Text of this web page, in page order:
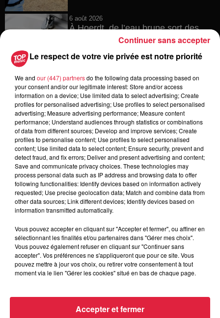
6 août 2026
À Hoerdt, de l’eau brune sort des
6 août 2026
Tags antisémites à Strasbourg :
Catherine Trautmann réagit
6 août 2026
Au zoo de Mulhouse : rencontre
avec les flamants rouges
Dans la même série
Thierry du Domaine Wunsch et
Thierry du Domaine Wunsch et Mann à
Wettolsheim !
Le respect de votre vie privée est notre priorité
We and our (447) partnersdo the following data processing based on
your consent and/or our legitimate interest: Store and/or access
information on a device; Use limited data to select advertising; Create
profiles for personalised advertising; Use profiles to select personalised
advertising; Measure advertising performance; Measure content
performance; Understand audiences through statistics or combinations
of data from different sources; Develop and improve services; Create
profiles to personalise content; Use profiles to select personalised
content; Use limited data to select content; Ensure security, prevent and
detect fraud, and fix errors; Deliver and present advertising and content;
Save and communicate privacy choices. These technologies may
process personal data such as IP address and browsing data to offer
following functionalities: Identify devices based on information actively
requested; Use precise geolocation data; Match and combine data from
other data sources; Link different devices; Identify devices based on
information transmitted automatically.
Vous pouvez accepter en cliquant sur "Accepter et fermer", ou affiner en
sélectionnant les finalités et/ou partenaires dans "Gérer mes choix".
Vous pouvez également refuser en cliquant sur "Continuer sans
accepter". Vos préférences ne s'appliqueront que pour ce site. Vous
pouvez mettre à jour vos choix, ou retirer votre consentement à tout
moment via le lien "Gérer les cookies" situé en bas de chaque page.
Accepter et fermer
Continuer sans accepter